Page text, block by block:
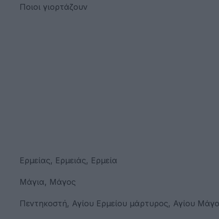
Ποιοι γιορτάζουν
Ερμείας, Ερμειάς, Ερμεία
Μάγια, Μάγος
Πεντηκοστή, Αγίου Ερμείου μάρτυρος, Αγίου